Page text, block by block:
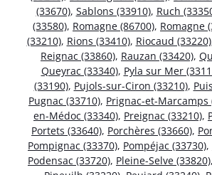
(33670), Sablons (33910), Ruch
(33580), Romagne (86700), Romagne
(33210), Rions (33410), Riocaud (33220)
Reignac (33860), Rauzan (33420),
Queyrac (33340), Pyla sur Mer
(33190), Pujols-sur-Ciron (33210),
Pugnac (33710), Prignac-et-Marcamps
en-Médoc (33340), Preignac (33210),
Portets (33640), Porchères (33660),
Pompignac (33370), Pompéjac (33730),
Podensac (33720), Pleine-Selve (33820),